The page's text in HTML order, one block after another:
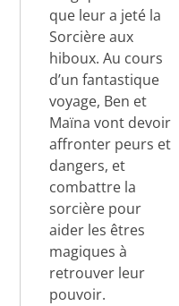
que leur a jeté la
Sorcière aux
hiboux. Au cours
d’un fantastique
voyage, Ben et
Maïna vont devoir
affronter peurs et
dangers, et
combattre la
sorcière pour
aider les êtres
magiques à
retrouver leur
pouvoir.